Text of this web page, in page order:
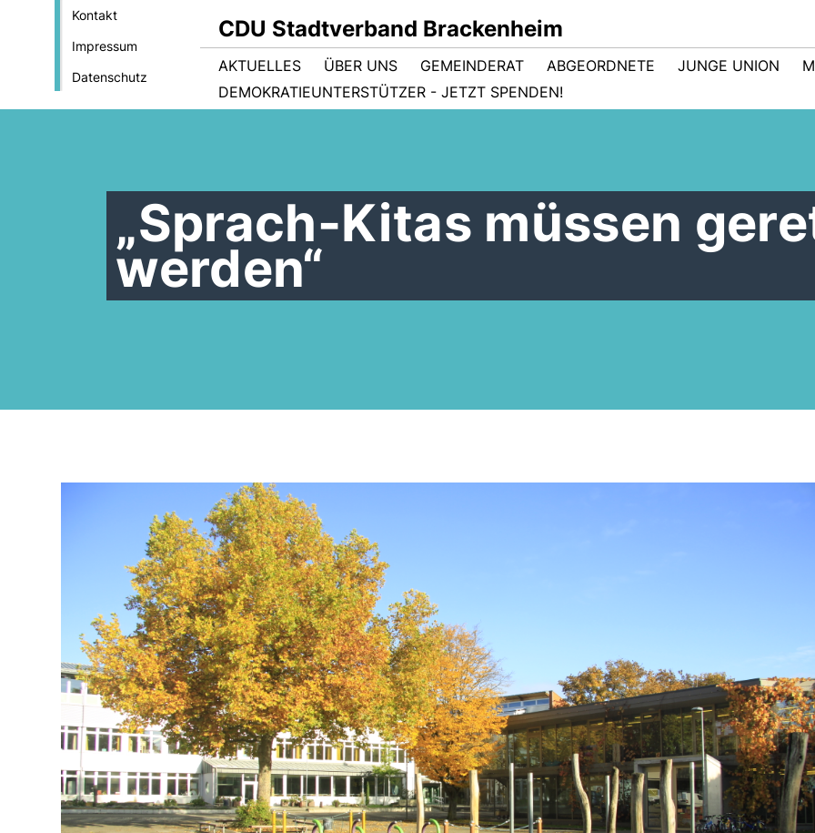
Kontakt
Impressum
Datenschutz
CDU Stadtverband Brackenheim
AKTUELLES ÜBER UNS GEMEINDERAT ABGEORDNETE JUNGE UNION
DEMOKRATIEUNTERSTÜTZER - JETZT SPENDEN!
Sprach-Kitas müssen
werden“